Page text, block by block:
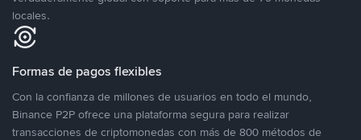
locales.
Formas de pagos flexibles
Con la confianza de millones de usuarios en todo el mundo,
Binance P2P ofrece una plataforma segura para realizar
transacciones de criptomonedas con más de 800 métodos de